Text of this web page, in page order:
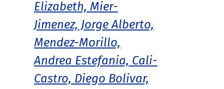
Elizabeth, Mier-
Jimenez, Jorge Alberto,
Mendez-Morillo,
Andrea Estefania, Cali-
Castro, Diego Bolivar,